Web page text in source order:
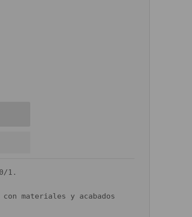
1.
con materiales y acabados